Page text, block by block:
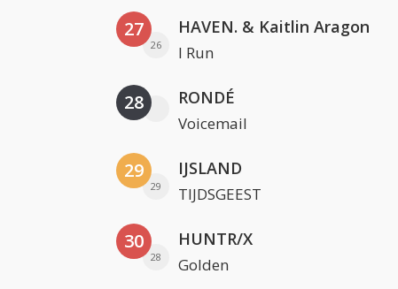
27
26
HAVEN. & Kaitlin Aragon
I Run
28 RONDÉ
Voicemail
29
29
IJSLAND
TIJDSGEEST
30
28
HUNTR/X
Golden